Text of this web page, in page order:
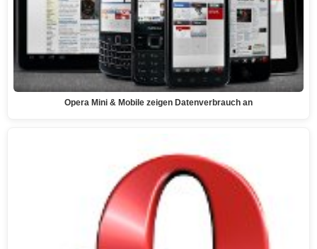
Opera Mini & Mobile zeigen Datenverbrauch an